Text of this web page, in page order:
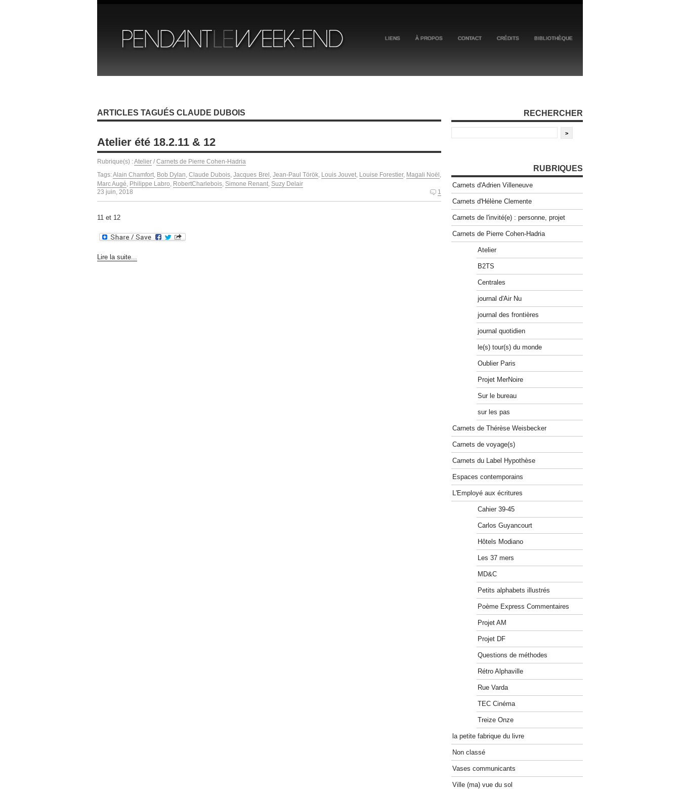
LIENS À PROPOS CONTACT CRÉDITS BIBLIOTHÈQUE
ARTICLES TAGUÉS CLAUDE DUBOIS
Atelier été 18.2.11 & 12
Rubrique(s) :Atelier / Carnets de Pierre Cohen-Hadria
Tags:Alain Chamfort, Bob Dylan,Claude Dubois,Jacques Brel , Jean-Paul Török, Louis Jouvet, Louise Forestier, Magali Noël ,
Marc Augé, Philippe Labro, RobertCharlebois, Simone Renant, Suzy Delair
23 juin, 2018
1
11 et 12
Lire la suite...
RECHERCHER
RUBRIQUES
Carnets d'Adrien Villeneuve
Carnets d'Hélène Clemente
Carnets de l'invité(e) : personne, projet
Carnets de Pierre Cohen-Hadria
Atelier
B2TS
Centrales
journal d'Air Nu
journal des frontières
journal quotidien
le(s) tour(s) du monde
Oublier Paris
Projet MerNoire
Sur le bureau
sur les pas
Carnets de Thérèse Weisbecker
Carnets de voyage(s)
Carnets du Label Hypothèse
Espaces contemporains
L'Employé aux écritures
Cahier 39-45
Carlos Guyancourt
Hôtels Modiano
Les 37 mers
MD&C
Petits alphabets illustrés
Poème Express Commentaires
Projet AM
Projet DF
Questions de méthodes
Rétro Alphaville
Rue Varda
TEC Cinéma
Treize Onze
la petite fabrique du livre
Non classé
Vases communicants
Ville (ma) vue du sol